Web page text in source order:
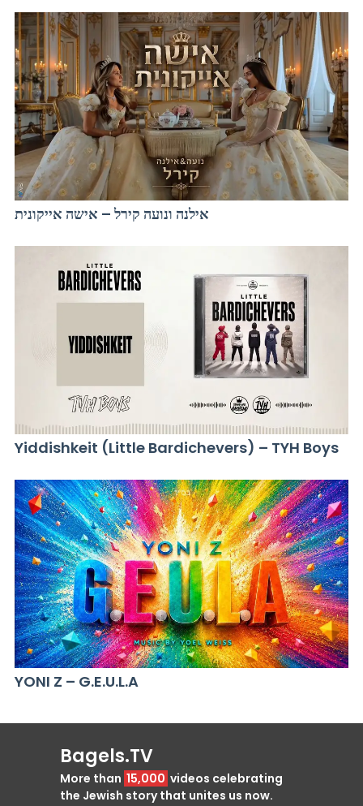
אילנה ונועה קירל – אישה אייקונית
Yiddishkeit (Little Bardichevers) – TYH Boys
YONI Z – G.E.U.L.A
Bagels.TV
More than 15,000 videos celebrating
the Jewish story that unites us now.